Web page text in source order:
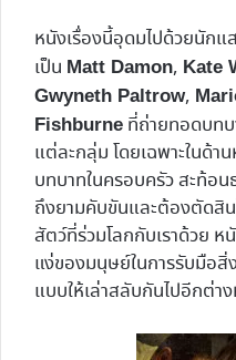
หนังเรื่องนี้อุดมไปด้วยนักแ
เป็น Matt Damon, Kate
Gwyneth Paltrow,
Fishburne ที่ถ่ายทอดบท
แต่ละกลุ่ม โดยเฉพาะในด้า
บทบาทในครอบครัว สะท้อ
ถึงยามคับขันและต้องตัดสิ
สัตว์ที่ร่วมโลกกับเราด้วย ห
แง่ของมนุษย์ในการรับมือสิ่
แบบให้เล่าสลับกันไปอีกต่า